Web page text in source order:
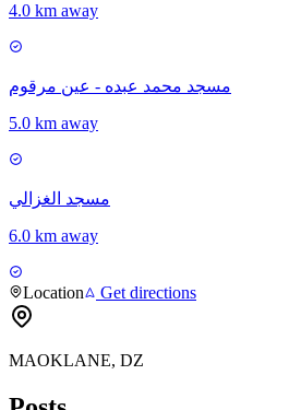
4.0 km away
مسجد محمد عبده - عين مرقوم
5.0 km away
مسجد الغزالي
6.0 km away
Location Get directions
MAOKLANE, DZ